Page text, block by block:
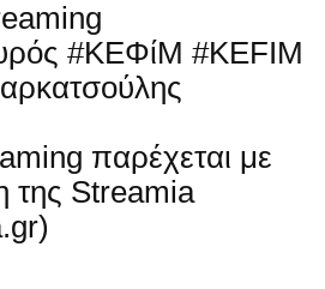
#ΚΕΦίΜ #KEFIM
παρέχεται με
της Streamia